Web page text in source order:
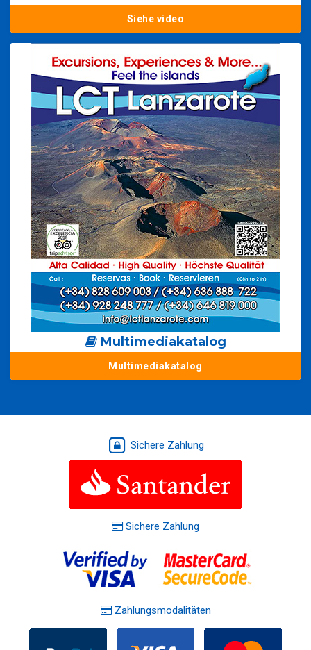
Siehe video
Multimediakatalog
Multimediakatalog
Sichere Zahlung
Sichere Zahlung
Zahlungsmodalitäten